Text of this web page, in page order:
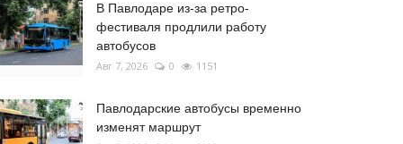
В Павлодаре из-за ретро-
фестиваля продлили работу
автобусов
Авг 7, 2026 0 1151
Павлодарские автобусы временно
изменят маршрут